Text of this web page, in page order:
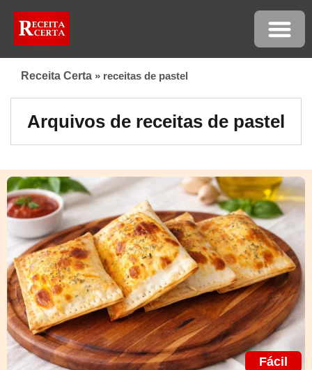
Receita Certa » receitas de pastel
Arquivos de receitas de pastel
Fácil